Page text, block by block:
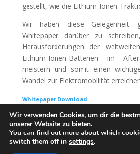
gestellt, wie die Lithium-Ionen-
Wir haben diese Gelegenheit
Whitepaper darüber zu
Herausforderungen der
Lithium-Ionen-Batterien im
meistern und somit einen
Wandel zur Elektromobilität
Whitepaper Download
Wir verwenden Cookies, um dir die
unserer Website zu bieten.
You can find out more about which
switch them off in settings.